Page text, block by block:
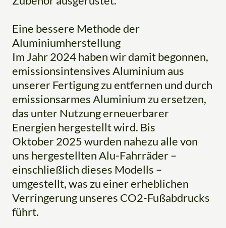
Eine bessere Methode der
Aluminiumherstellung
Im Jahr 2024 haben wir damit begonnen,
emissionsintensives Aluminium aus
unserer Fertigung zu entfernen und durch
emissionsarmes Aluminium zu ersetzen,
das unter Nutzung erneuerbarer
Energien hergestellt wird. Bis
Oktober 2025 wurden nahezu alle von
uns hergestellten Alu-Fahrräder –
einschließlich dieses Modells –
umgestellt, was zu einer erheblichen
Verringerung unseres CO2-Fußabdrucks
führt.